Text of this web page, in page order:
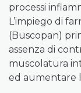
processi
L’impiego di
(Buscopan)
assenza di
muscolatura
ed aumentare